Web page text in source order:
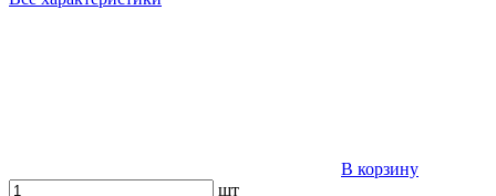
В корзину
шт